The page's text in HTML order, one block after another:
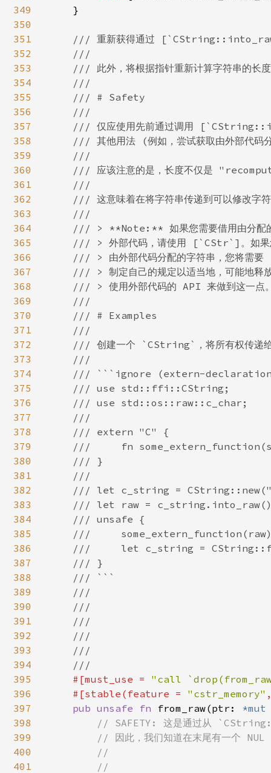
349
350
351
352
353
354
355
356
357
358
359
360
361
362
363
364
365
366
367
368
369
370
371
372
373
374
375
376
377
378
379
380
381
382
383
384
385
386
387
388
389
390
391
392
393
394
395
396
397
398
399
400
401
    }
/// 重新获得通过
    ///
/// 此外，将根据指针重新计算字符串的长
    ///
    /// # Safety
    ///
/// 仅应使用先前通过调用
/// 其他用法 (例如，尝试获取由外部代码
    ///
/// 应该注意的是，长度不仅是
    ///
/// 这意味着在将字符串传递到可以修改
    ///
/// > **Note:** 如果您需要借用由分配
/// > 外部代码，请使用 [`CStr`]。如果
    /// > 由外部代码分配的字符串，您将需要
/// > 制定自己的规定以适当地，可能地释
/// > 使用外部代码的 API 来做到这一点
    ///
    /// # Examples
    ///
/// 创建一个 `CString`，将所有权传递
    ///
/// ```ignore (extern-
    /// use std::ffi::CString;
    /// use std::os::raw::c_char;
    ///
    /// extern "C" {
///     fn
    /// }
    ///
/// let c_string =
/// let raw =
    /// unsafe {
///
///     let c_string =
    /// }
    /// ```
    ///
    ///
    ///
    ///
    ///
    ///
#[must_use = "call
    #[stable(feature =
"cstr_memory"
pub unsafe fn from_raw(ptr:
// SAFETY: 这是通过从
// 因此，我们知道在末尾有一个 NUL
        //
        //